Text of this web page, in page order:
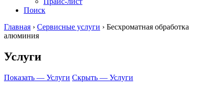
Поиск
Главная › Сервисные услуги › Бесхроматная обработка
алюминия
Услуги
Показать — Услуги Скрыть — Услуги